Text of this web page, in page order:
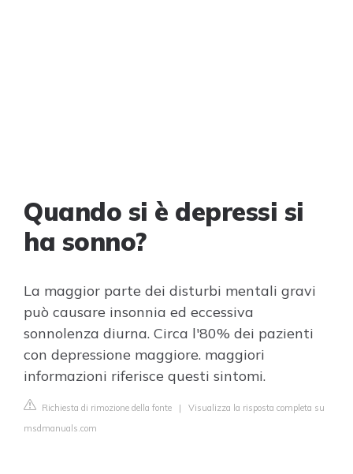
Quando si è depressi si
ha sonno?
La maggior parte dei disturbi mentali gravi
può causare insonnia ed eccessiva
sonnolenza diurna. Circa l'80% dei pazienti
con depressione maggiore. maggiori
informazioni riferisce questi sintomi.
Richiesta di rimozione della fonte | Visualizza la risposta completa su
msdmanuals.com